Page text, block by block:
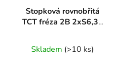
Stopková rovnobřitá
TCT fréza 2B 2xS6,35
Skladem (>10 ks)